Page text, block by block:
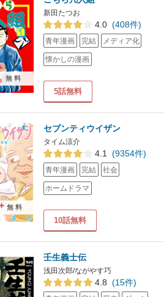
新田たつお
4.0 (408件)
青年漫画 完結 メディア化
懐かしの漫画
5話無料
無料
セブンティウイザン
タイム涼介
4.1 (9354件)
青年漫画 完結 社会
ホームドラマ
10話無料
無料
壬生義士伝
浅田次郎/ながやす巧
4.8 (15件)